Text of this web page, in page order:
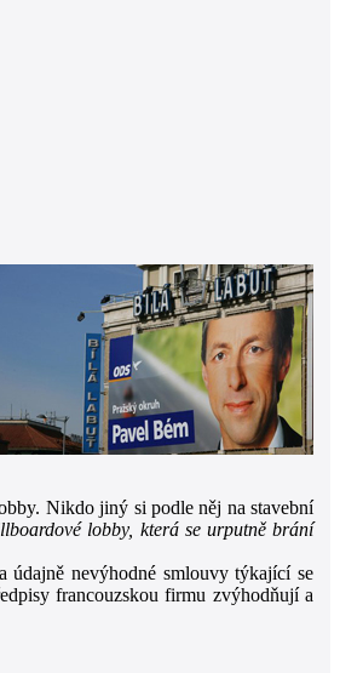
Nikdo jiný si podle něj na stavební
lobby, která se urputně brání
údajně nevýhodné smlouvy týkající se
francouzskou firmu zvýhodňují a